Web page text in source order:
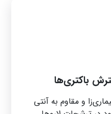
باکتری‌ها
و مقاوم به آنتی